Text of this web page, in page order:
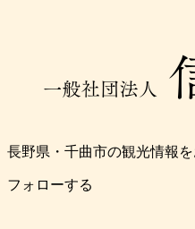
長野県・千曲市の観光情報を
フォローする